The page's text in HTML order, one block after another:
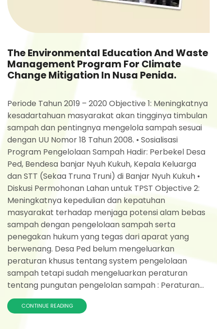
The Environmental Education And Waste
Management Program For Climate
Change Mitigation In Nusa Penida.
Periode Tahun 2019 – 2020 Objective 1: Meningkatnya
kesadartahuan masyarakat akan tingginya timbulan
sampah dan pentingnya mengelola sampah sesuai
dengan UU Nomor 18 Tahun 2008. • Sosialisasi
Program Pengelolaan Sampah Hadir: Perbekel Desa
Ped, Bendesa banjar Nyuh Kukuh, Kepala Keluarga
dan STT (Sekaa Truna Truni) di Banjar Nyuh Kukuh •
Diskusi Permohonan Lahan untuk TPST Objective 2:
Meningkatnya kepedulian dan kepatuhan
masyarakat terhadap menjaga potensi alam bebas
sampah dengan pengelolaan sampah serta
penegakan hukum yang tegas dari aparat yang
berwenang. Desa Ped belum mengeluarkan
peraturan khusus tentang system pengelolaan
sampah tetapi sudah mengeluarkan peraturan
tentang pungutan pengelolan sampah : Peraturan...
CONTINUE READING